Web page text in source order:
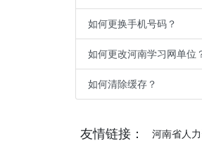
如何更换手机号码？
如何更改河南学习网单位
如何清除缓存？
友情链接： 河南省人